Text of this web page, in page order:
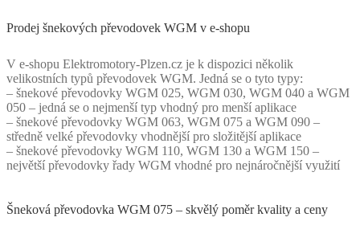
Prodej šnekových převodovek WGM v e-shopu
V e-shopu Elektromotory-Plzen.cz je k dispozici několik
velikostních typů převodovek WGM. Jedná se o tyto typy:
– šnekové převodovky WGM 025, WGM 030, WGM 040 a WGM
050 – jedná se o nejmenší typ vhodný pro menší aplikace
– šnekové převodovky WGM 063, WGM 075 a WGM 090 –
středně velké převodovky vhodnější pro složitější aplikace
– šnekové převodovky WGM 110, WGM 130 a WGM 150 –
největší převodovky řady WGM vhodné pro nejnáročnější využití
Šneková převodovka WGM 075 – skvělý poměr kvality a ceny